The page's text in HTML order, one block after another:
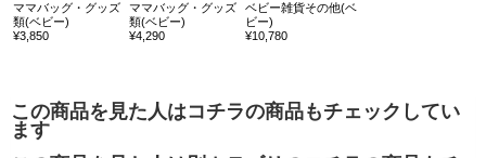
ママバッグ・グッズ
類(ベビー)
¥3,850
ママバッグ・グッズ
類(ベビー)
¥4,290
ベビー雑貨その他(ベ
ビー)
¥10,780
この商品を見た人はコチラの商品もチェックしてい
ます